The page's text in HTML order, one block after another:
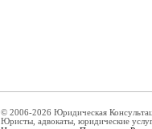
© 2006-2026 Юридическая
Юристы, адвокаты, юридические